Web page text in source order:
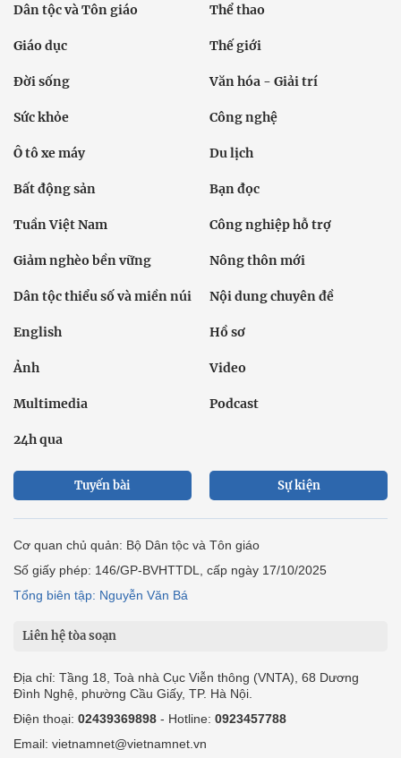
Dân tộc và Tôn giáo Thể thao
Giáo dục Thế giới
Đời sống Văn hóa - Giải trí
Sức khỏe Công nghệ
Ô tô xe máy Du lịch
Bất động sản Bạn đọc
Tuần Việt Nam Công nghiệp hỗ trợ
Giảm nghèo bền vững Nông thôn mới
Dân tộc thiểu số và miền núi Nội dung chuyên đề
English Hồ sơ
Ảnh Video
Multimedia Podcast
24h qua
Tuyến bài Sự kiện
Cơ quan chủ quản: Bộ Dân tộc và Tôn giáo
Số giấy phép: 146/GP-BVHTTDL, cấp ngày 17/10/2025
Tổng biên tập: Nguyễn Văn Bá
Liên hệ tòa soạn
Địa chỉ: Tầng 18, Toà nhà Cục Viễn thông (VNTA), 68 Dương
Đình Nghệ, phường Cầu Giấy, TP. Hà Nội.
Điện thoại: 02439369898 - Hotline: 0923457788
Email: vietnamnet@vietnamnet.vn